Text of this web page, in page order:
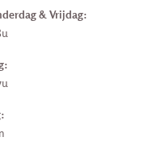
& Vrijdag: